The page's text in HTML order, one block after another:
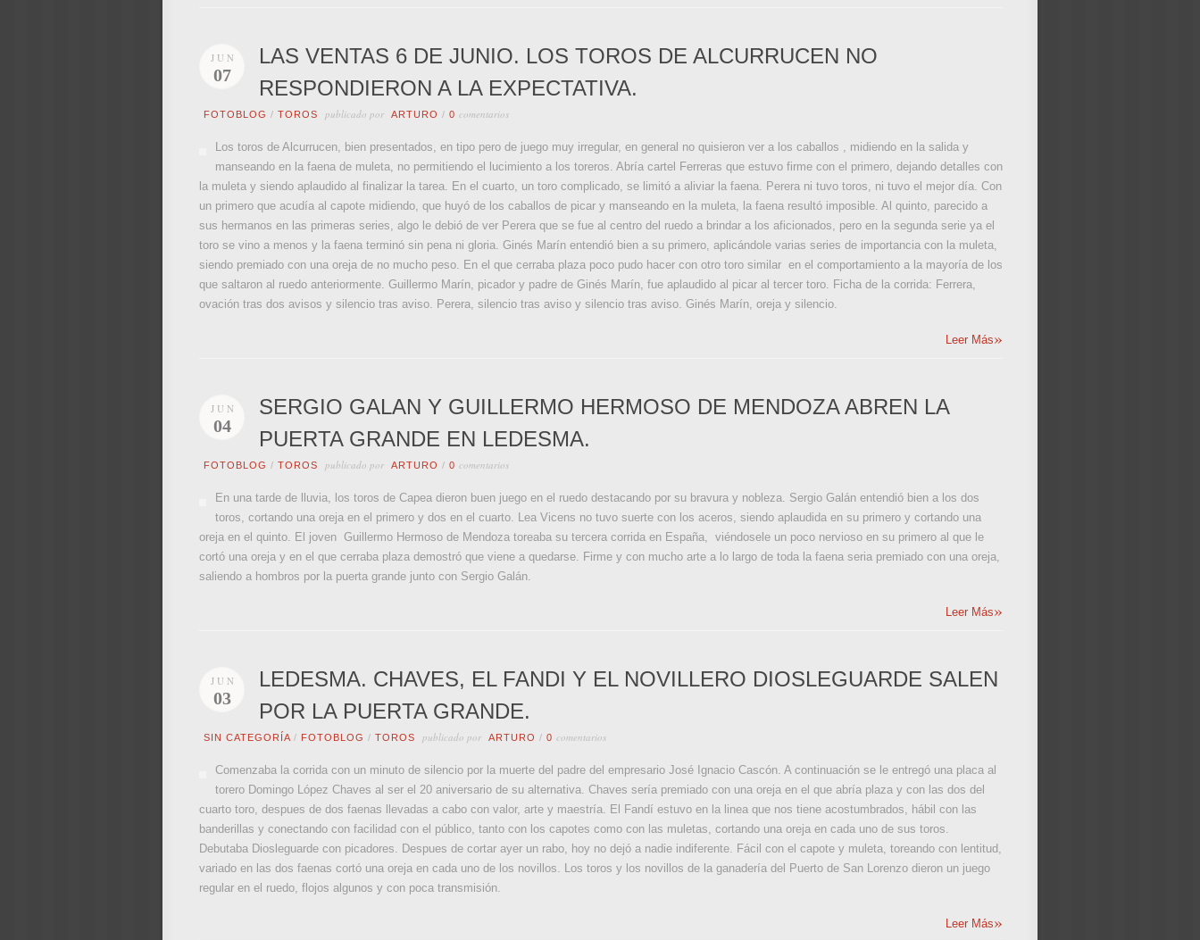
JUN
07
LAS VENTAS 6 DE JUNIO. LOS TOROS DE ALCURRUCEN NO
RESPONDIERON A LA EXPECTATIVA.
FOTOBLOG / TOROS publicado por ARTURO / 0 comentarios
Los toros de Alcurrucen, bien presentados, en tipo pero de juego muy irregular, en general no quisieron ver a los caballos , midiendo en la salida y
manseando en la faena de muleta, no permitiendo el lucimiento a los toreros. Abría cartel Ferreras que estuvo firme con el primero, dejando detalles con
la muleta y siendo aplaudido al finalizar la tarea. En el cuarto, un toro complicado, se limitó a aliviar la faena. Perera ni tuvo toros, ni tuvo el mejor día. Con
un primero que acudía al capote midiendo, que huyó de los caballos de picar y manseando en la muleta, la faena resultó imposible. Al quinto, parecido a
sus hermanos en las primeras series, algo le debió de ver Perera que se fue al centro del ruedo a brindar a los aficionados, pero en la segunda serie ya el
toro se vino a menos y la faena terminó sin pena ni gloria. Ginés Marín entendió bien a su primero, aplicándole varias series de importancia con la muleta,
siendo premiado con una oreja de no mucho peso. En el que cerraba plaza poco pudo hacer con otro toro similar en el comportamiento a la mayoría de los
que saltaron al ruedo anteriormente. Guillermo Marín, picador y padre de Ginés Marín, fue aplaudido al picar al tercer toro. Ficha de la corrida: Ferrera,
ovación tras dos avisos y silencio tras aviso. Perera, silencio tras aviso y silencio tras aviso. Ginés Marín, oreja y silencio.
Leer Más»
JUN
04
SERGIO GALAN Y GUILLERMO HERMOSO DE MENDOZA ABREN LA
PUERTA GRANDE EN LEDESMA.
FOTOBLOG / TOROS publicado por ARTURO / 0 comentarios
En una tarde de lluvia, los toros de Capea dieron buen juego en el ruedo destacando por su bravura y nobleza. Sergio Galán entendió bien a los dos
toros, cortando una oreja en el primero y dos en el cuarto. Lea Vicens no tuvo suerte con los aceros, siendo aplaudida en su primero y cortando una
oreja en el quinto. El joven Guillermo Hermoso de Mendoza toreaba su tercera corrida en España, viéndosele un poco nervioso en su primero al que le
cortó una oreja y en el que cerraba plaza demostró que viene a quedarse. Firme y con mucho arte a lo largo de toda la faena seria premiado con una oreja,
saliendo a hombros por la puerta grande junto con Sergio Galán.
Leer Más»
JUN
03
LEDESMA. CHAVES, EL FANDI Y EL NOVILLERO DIOSLEGUARDE SALEN
POR LA PUERTA GRANDE.
SIN CATEGORÍA / FOTOBLOG / TOROS publicado por ARTURO / 0 comentarios
Comenzaba la corrida con un minuto de silencio por la muerte del padre del empresario José Ignacio Cascón. A continuación se le entregó una placa al
torero Domingo López Chaves al ser el 20 aniversario de su alternativa. Chaves sería premiado con una oreja en el que abría plaza y con las dos del
cuarto toro, despues de dos faenas llevadas a cabo con valor, arte y maestría. El Fandí estuvo en la linea que nos tiene acostumbrados, hábil con las
banderillas y conectando con facilidad con el público, tanto con los capotes como con las muletas, cortando una oreja en cada uno de sus toros.
Debutaba Diosleguarde con picadores. Despues de cortar ayer un rabo, hoy no dejó a nadie indiferente. Fácil con el capote y muleta, toreando con lentitud,
variado en las dos faenas cortó una oreja en cada uno de los novillos. Los toros y los novillos de la ganadería del Puerto de San Lorenzo dieron un juego
regular en el ruedo, flojos algunos y con poca transmisión.
Leer Más»